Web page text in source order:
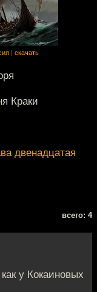
скачать
Краки
двенадцатая
всего: 4
у Кокаиновых